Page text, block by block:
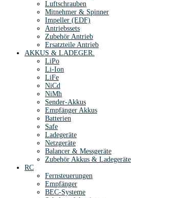
Luftschrauben
Mitnehmer & Spinner
Impeller (EDF)
Antriebssets
Zubehör Antrieb
Ersatzteile Antrieb
AKKUS & LADEGER.
LiPo
Li-Ion
LiFe
NiCd
NiMh
Sender-Akkus
Empfänger Akkus
Batterien
Safe
Ladegeräte
Netzgeräte
Balancer & Messgeräte
Zubehör Akkus & Ladegeräte
RC
Fernsteuerungen
Empfänger
BEC-Systeme